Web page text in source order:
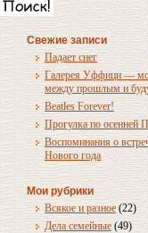
Свежие записи
Падает снег
Галерея Уффици —
между прошлым и
Beatles Forever!
Прогулка по осенней
Воспоминания о
Нового года
Мои рубрики
Всякое и разное (22)
Дела семейные (49)